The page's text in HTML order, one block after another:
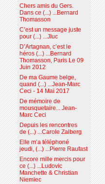
Chers amis du Gers.
Dans ce (...) ...Bernard
Thomasson
C’est un message juste
pour (...) ...Jluc
D’Artagnan, c’est le
héros (...) ...Bernard
Thomasson, Paris Le 09
Juin 2012
De ma Gaume belge,
quand (...) ...Jean-Marc
Ceci - 14 Mai 2017
De mémoire de
mousquetaire... Jean-
Marc Ceci
Depuis les rencontres
de (...) ...Carole Zalberg
Elle m’a téléphoné
jeudi, (...) ...Pierre Raufast
Encore mille mercis pour
ce (...) ...Ludovic
Manchette & Christian
Niemiec